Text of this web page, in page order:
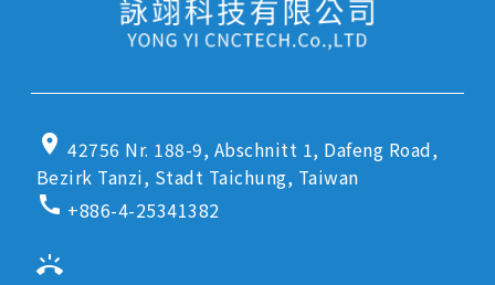
location_on 42756 Nr. 188-9, Abschnitt 1, Dafeng Road,
Bezirk Tanzi, Stadt Taichung, Taiwan
call +886-4-25341382
ring_volume